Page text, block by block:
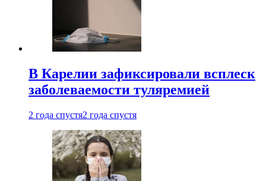
В Карелии зафиксировали всплеск
заболеваемости туляремией
2 года спустя2 года спустя